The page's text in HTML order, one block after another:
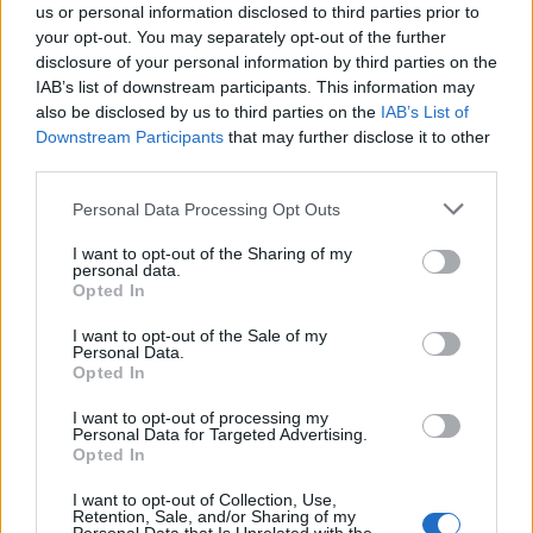
us or personal information disclosed to third parties prior to
your opt-out. You may separately opt-out of the further
disclosure of your personal information by third parties on the
IAB’s list of downstream participants. This information may
also be disclosed by us to third parties on the IAB’s List of
Downstream Participants that may further disclose it to other
Personal Data Processing Opt Outs
I want to opt-out of the Sharing of my
personal data.
Opted In
I want to opt-out of the Sale of my
Personal Data.
Opted In
I want to opt-out of processing my
Personal Data for Targeted Advertising.
Opted In
I want to opt-out of Collection, Use,
Retention, Sale, and/or Sharing of my
A propos Nathalie Leclerc2950 Articles
Nathalie Leclerc est une journaliste spécialisée en santé et
médecine. Mère de deux enfants, elle allie une solide
expertise journalistique à une expérience concrète de la
santé familiale et de la nutrition. Fervente adepte d’un mode
nombreuses années en faveur des produits biologiques et
des solutions de ménage respectueuses de l’environnement.
engagée, Nathalie propose des conseils pratiques, fiables et
accessibles, permettant à ses lecteurs de mieux naviguer